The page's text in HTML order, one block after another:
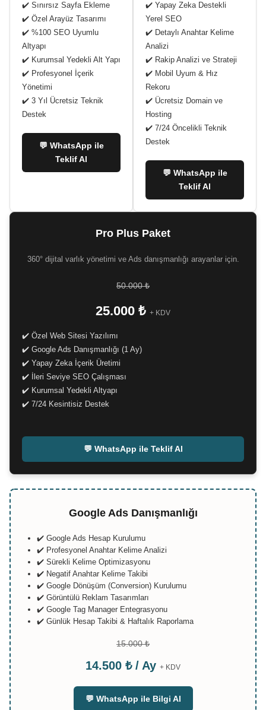
✔️ Sınırsız Sayfa Ekleme
✔️ Özel Arayüz Tasarımı
✔️ %100 SEO Uyumlu
Altyapı
✔️ Kurumsal Yedekli Alt Yapı
✔️ Profesyonel İçerik
Yönetimi
✔️ 3 Yıl Ücretsiz Teknik
Destek
💬 WhatsApp ile
Teklif Al
✔️ Yapay Zeka Destekli
Yerel SEO
✔️ Detaylı Anahtar Kelime
Analizi
✔️ Rakip Analizi ve Strateji
✔️ Mobil Uyum & Hız
Rekoru
✔️ Ücretsiz Domain ve
Hosting
✔️ 7/24 Öncelikli Teknik
Destek
💬 WhatsApp ile
Teklif Al
Pro Plus Paket
360° dijital varlık yönetimi ve Ads danışmanlığı arayanlar için.
50.000 ₺
25.000 ₺ + KDV
✔️ Özel Web Sitesi Yazılımı
✔️ Google Ads Danışmanlığı (1 Ay)
✔️ Yapay Zeka İçerik Üretimi
✔️ İleri Seviye SEO Çalışması
✔️ Kurumsal Yedekli Altyapı
✔️ 7/24 Kesintisiz Destek
💬 WhatsApp ile Teklif Al
Google Ads Danışmanlığı
✔️ Google Ads Hesap Kurulumu
✔️ Profesyonel Anahtar Kelime Analizi
✔️ Sürekli Kelime Optimizasyonu
✔️ Negatif Anahtar Kelime Takibi
✔️ Google Dönüşüm (Conversion) Kurulumu
✔️ Görüntülü Reklam Tasarımları
✔️ Google Tag Manager Entegrasyonu
✔️ Günlük Hesap Takibi & Haftalık Raporlama
15.000 ₺
14.500 ₺ / Ay + KDV
💬 WhatsApp ile Bilgi Al